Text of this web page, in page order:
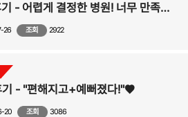
7월의 BEST 후기 - 어렵게 결정한 병원! 너무 만족스러운 결과 강추입니다!!
26 조회 2922
기 - "편해지고+예뻐졌다!"♥
20 조회 3086